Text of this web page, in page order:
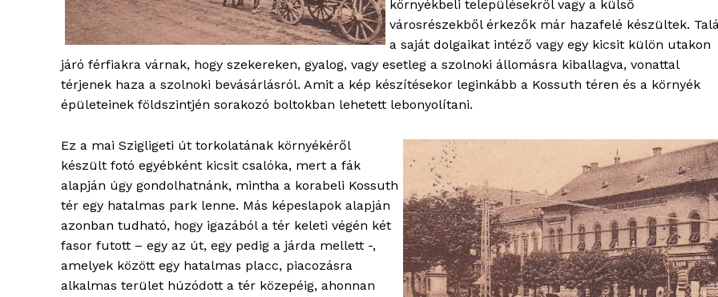
környékbeli településekről vagy a külső
városrészekből érkezők már hazafelé készültek.
a saját dolgaikat intéző vagy egy kicsit külön utakon
járó férfiakra várnak, hogy szekereken, gyalog, vagy esetleg a szolnoki állomásra kiballagva, vonattal
térjenek haza a szolnoki bevásárlásról. Amit a kép készítésekor leginkább a Kossuth téren és a környék
épületeinek földszintjén sorakozó boltokban lehetett lebonyolítani.
Ez a mai Szigligeti út torkolatának környékéről
készült fotó egyébként kicsit csalóka, mert a fák
alapján úgy gondolhatnánk, mintha a korabeli Kossuth
tér egy hatalmas park lenne. Más képeslapok alapján
azonban tudható, hogy igazából a tér keleti végén két
fasor futott – egy az út, egy pedig a járda mellett -,
amelyek között egy hatalmas placc, piacozásra
alkalmas terület húzódott a tér közepéig, ahonnan